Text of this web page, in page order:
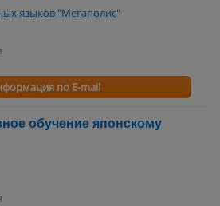
языков "Мегаполис"
по E-mail
обучение японскому